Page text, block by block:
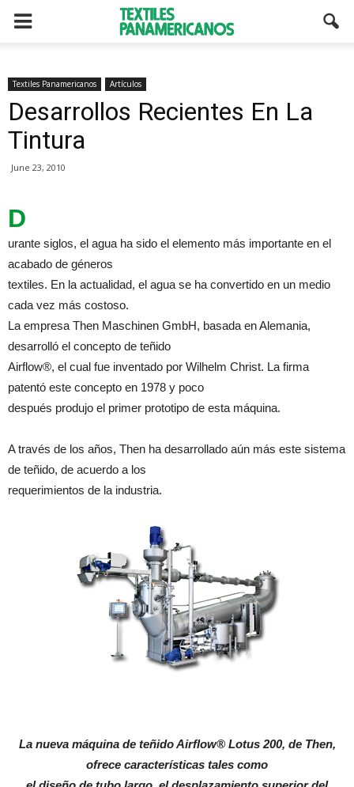
Textiles Panamericanos Artículos
Desarrollos Recientes En La
Tintura
June 23, 2010
D
urante siglos, el agua ha sido el elemento más importante en el
acabado de géneros
textiles. En la actualidad, el agua se ha convertido en un medio
cada vez más costoso.
La empresa Then Maschinen GmbH, basada en Alemania,
desarrolló el concepto de teñido
Airflow®, el cual fue inventado por Wilhelm Christ. La firma
patentó este concepto en 1978 y poco
después produjo el primer prototipo de esta máquina.
A través de los años, Then ha desarrollado aún más este sistema
de teñido, de acuerdo a los
requerimientos de la industria.
La nueva máquina de teñido Airflow® Lotus 200, de Then,
ofrece características tales como